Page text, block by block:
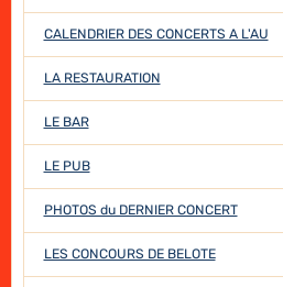
CALENDRIER DES CONCERTS A L'AU
LA RESTAURATION
LE BAR
LE PUB
PHOTOS du DERNIER CONCERT
LES CONCOURS DE BELOTE